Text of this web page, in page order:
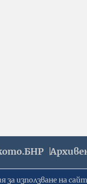
за използване на